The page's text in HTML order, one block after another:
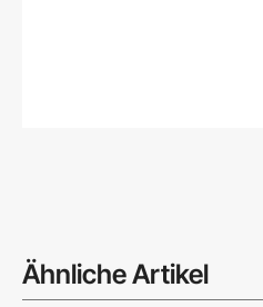
Ähnliche Artikel